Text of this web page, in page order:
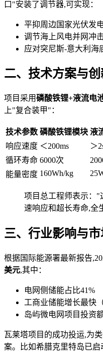
口"安装了调节器,可实现：
平抑周边国家光伏发
调节海上风电并网冲
应对突尼斯-意大利海
二、技术方案与
项目采用磷酸铁锂+液流电
上"复合装甲"：
技术参数 磷酸铁锂模块 液
响应速度 ＜200ms
＞
循环寿命 6000次
能量密度 160Wh/kg
项目总工程师表示："
速响应和超长寿命,全
三、行业影响与
根据国际能源署最新报告
美元,其中：
电网侧储能占比41%
工商业储能增长最快
岛屿微电网项目投资
瓦莱塔项目的成功投运,为
案。比如希腊克里特岛已启